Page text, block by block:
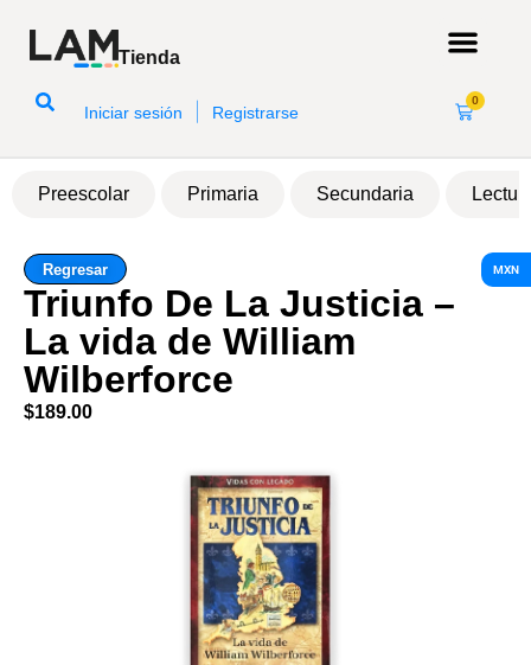
MXN
Tienda
Iniciar sesión Registrarse
0
Preescolar Primaria Secundaria
Regresar
Triunfo De La Justicia –
La vida de William
Wilberforce
$189.00